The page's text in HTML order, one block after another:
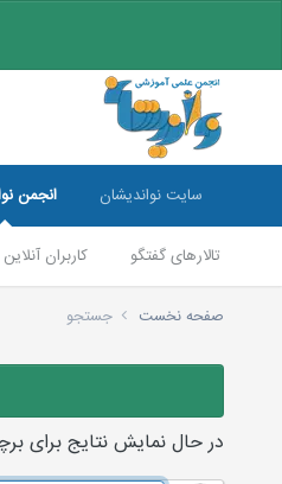
سایت نواندیشان انجمن
تالارهای گفتگو کاربران آنلاین
صفحه نخست جستجو
در حال نمایش نتایج برای